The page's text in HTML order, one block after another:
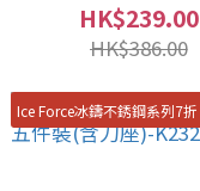
HK$239.00
HK$386.00
Ice Force冰鑄不銹鋼系列7折